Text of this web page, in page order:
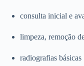
consulta inicial e
limpeza, remoção
radiografias básicas